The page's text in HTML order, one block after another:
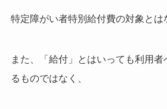
特定障がい者特別給付費の対象とは
また、「給付」とはいっても利用
るものではなく、